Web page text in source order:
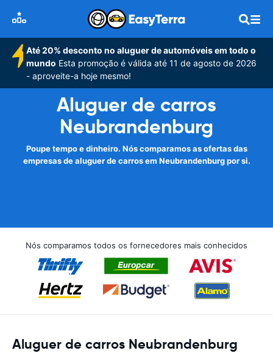
Até 20% desconto no aluguer de automóveis em todo o
mundo Esta promoção é válida até 11 de agosto de 2026
- aproveite-a hoje mesmo!
Aluguer de carros
Neubrandenburg
Poupe tempo e dinheiro. Nós comparamos as ofertas das
empresas de aluguer de carros em Neubrandenburg por si.
Nós comparamos todos os fornecedores mais conhecidos
Aluguer de carros Neubrandenburg